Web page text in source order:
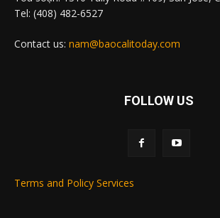
Tel: (408) 482-6527
Contact us: nam@baocalitoday.com
FOLLOW US
Terms and Policy Services